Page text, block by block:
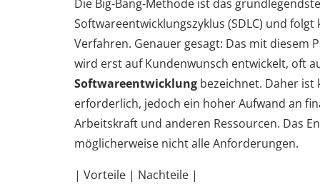
Die Big-Bang-Methode ist das
Softwareentwicklungszyklus (SDLC) und
Verfahren. Genauer gesagt: Das mit diesem
wird erst auf Kundenwunsch entwickelt, oft
Softwareentwicklung bezeichnet. Daher
erforderlich, jedoch ein hoher Aufwand an
Arbeitskraft und anderen Ressourcen. Das
möglicherweise nicht alle Anforderungen.
| Vorteile | Nachteile |